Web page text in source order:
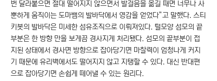
번 달라붙으면 절대 떨어지지 않으면서 발걸음을 옮길 때면 너무나 사
뿐하게 움직이는 도마뱀의 발바닥에서 영감을 얻었다”고 말했다. 스티
키봇의 발바닥은 미세한 섬유조직으로 이뤄져있다. 털모양 섬모의 끝
부분은 한 방향 만을 보게끔 경사지게 처리됐다. 섬모의 끝부분이 접
지된 상태에서 경사면 방향으로 잡아당기면 마찰력이 엄청나게 커지
기 때문에 유리벽에서도 떨어지지 않고 지탱할 수 있다. 대신 반대편
으로 잡아당기면 손쉽게 떼어낼 수 있는 원리다.